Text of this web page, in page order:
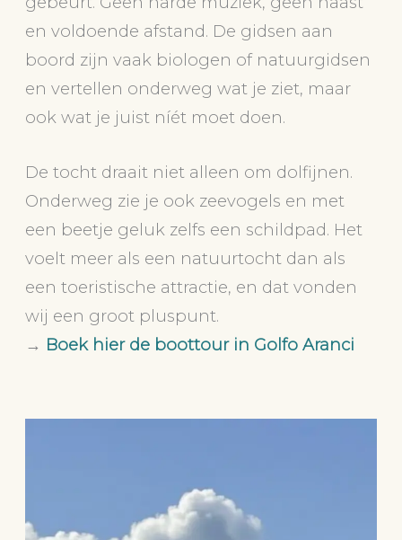
en voldoende afstand. De gidsen aan
boord zijn vaak biologen of natuurgidsen
en vertellen onderweg wat je ziet, maar
ook wat je juist níét moet doen.
De tocht draait niet alleen om dolfijnen.
Onderweg zie je ook zeevogels en met
een beetje geluk zelfs een schildpad. Het
voelt meer als een natuurtocht dan als
een toeristische attractie, en dat vonden
wij een groot pluspunt.
→ Boek hier de boottour in Golfo Aranci